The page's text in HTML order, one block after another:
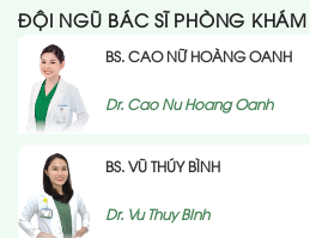
ĐỘI NGŨ BÁC SĨ PHÒNG
BS. CAO NỮ HOÀNG OANH
Dr. Cao Nu Hoang Oanh
BS. VŨ THÚY BÌNH
Dr. Vu Thuy BInh